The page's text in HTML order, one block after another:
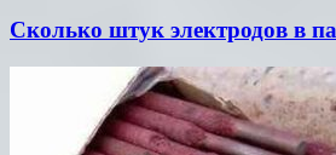
Сколько штук электродов в